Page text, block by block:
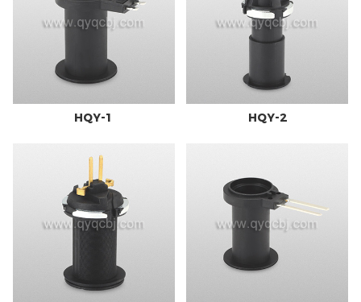
HQY-1 HQY-2